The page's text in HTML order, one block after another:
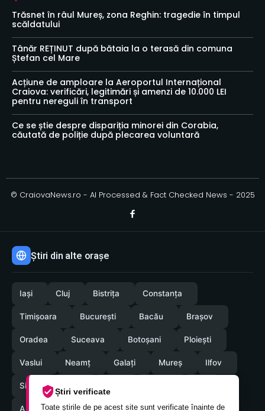
Știri verificate
Toate știrile de pe acest site sunt verificate înainte de
Trăsnet în râul Mureș, zona Reghin: tragedie în timpul
scăldatului
Tânăr REȚINUT după bătaia la o terasă din comuna
Ștefan cel Mare
Acțiune de amploare la Aeroportul Internațional
Craiova: verificări, legitimări și amenzi de 10.000 LEI
pentru nereguli în transport
Ce se știe despre dispariția minorei din Corabia,
căutată de poliție după plecarea voluntară
© CraiovaNews.ro - AI Processed & Fact Checked News - 2025
Știri din alte orașe
Iași Cluj Bistrița Constanța
Timișoara București Bacău Brașov
Oradea Suceava Botoșani Ploiești
Vaslui Neamț Galați Mureș Ilfov
Sibiu
Arges Maramures Vrancea Satumare